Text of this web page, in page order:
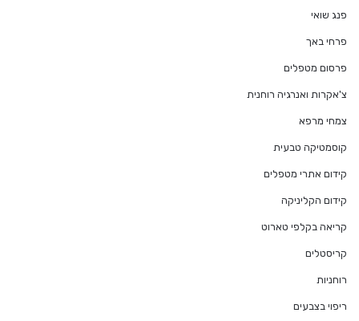
פנג שואי
פרחי באך
פרסום מטפלים
צ'אקרות ואנרגיה רוחנית
צמחי מרפא
קוסמטיקה טבעית
קידום אתרי מטפלים
קידום הקליניקה
קריאה בקלפי טארוט
קריסטלים
רוחניות
ריפוי בצבעים